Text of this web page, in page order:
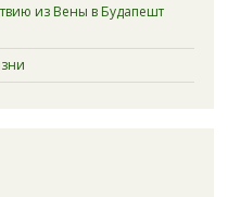
из Вены в Будапешт